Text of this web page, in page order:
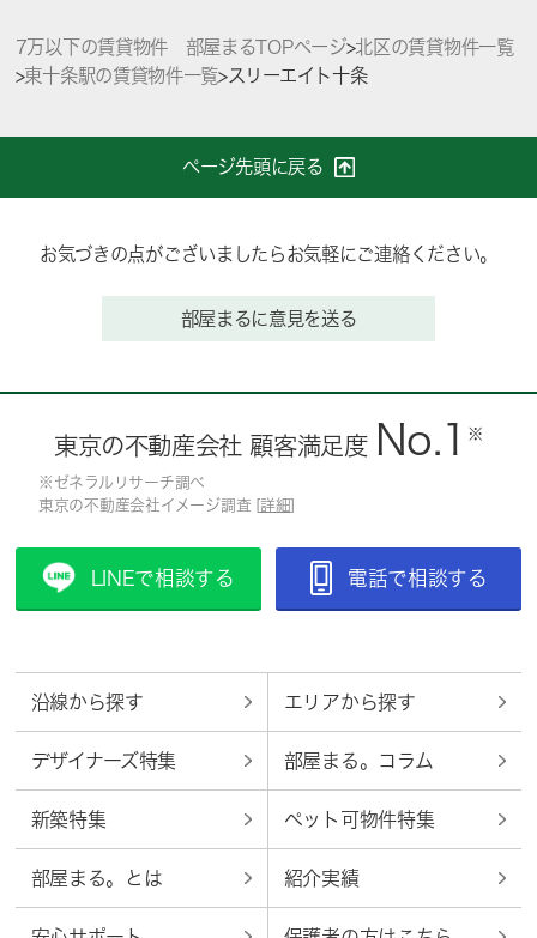
7万以下の賃貸物件 部屋まるTOPページ>北区の賃貸物件一覧
>東十条駅の賃貸物件一覧>スリーエイト十条
ページ先頭に戻る
お気づきの点がございましたらお気軽にご連絡ください。
部屋まるに意見を送る
東京の不動産会社 顧客満足度 No.1 ※
※ゼネラルリサーチ調べ
東京の不動産会社イメージ調査 [詳細]
LINEで相談する 電話で相談する
沿線から探す エリアから探す
デザイナーズ特集 部屋まる。コラム
新築特集 ペット可物件特集
部屋まる。とは 紹介実績